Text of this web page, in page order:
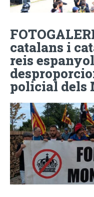
catalans i
reis
policial dels